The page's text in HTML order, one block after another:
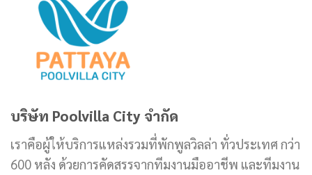
บริษัท Poolvilla City จำกัด
เราคือผู้ให้บริการแหล่งรวมที่พักพูลวิลล่า ทั่วประเทศ กว่า
600 หลัง ด้วยการคัดสรรจากทีมงานมืออาชีพ และทีมงาน